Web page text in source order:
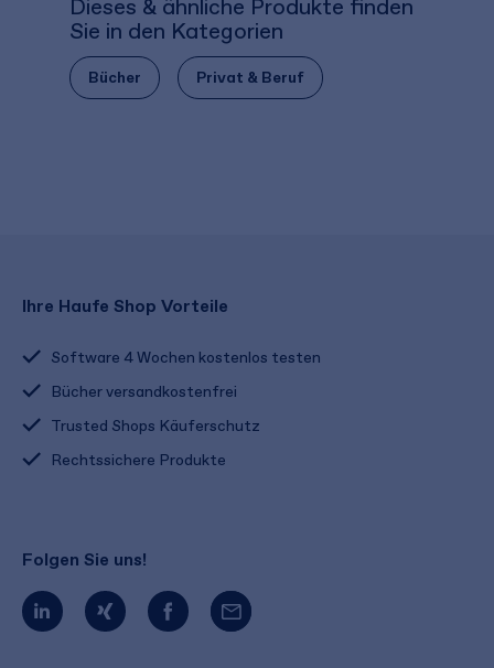
Dieses & ähnliche Produkte finden
Sie in den Kategorien
Bücher Privat & Beruf
Ihre Haufe Shop Vorteile
Software 4 Wochen kostenlos testen
Bücher versandkostenfrei
Trusted Shops Käuferschutz
Rechtssichere Produkte
Folgen Sie uns!